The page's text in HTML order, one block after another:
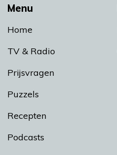
Menu
Home
TV & Radio
Prijsvragen
Puzzels
Recepten
Podcasts